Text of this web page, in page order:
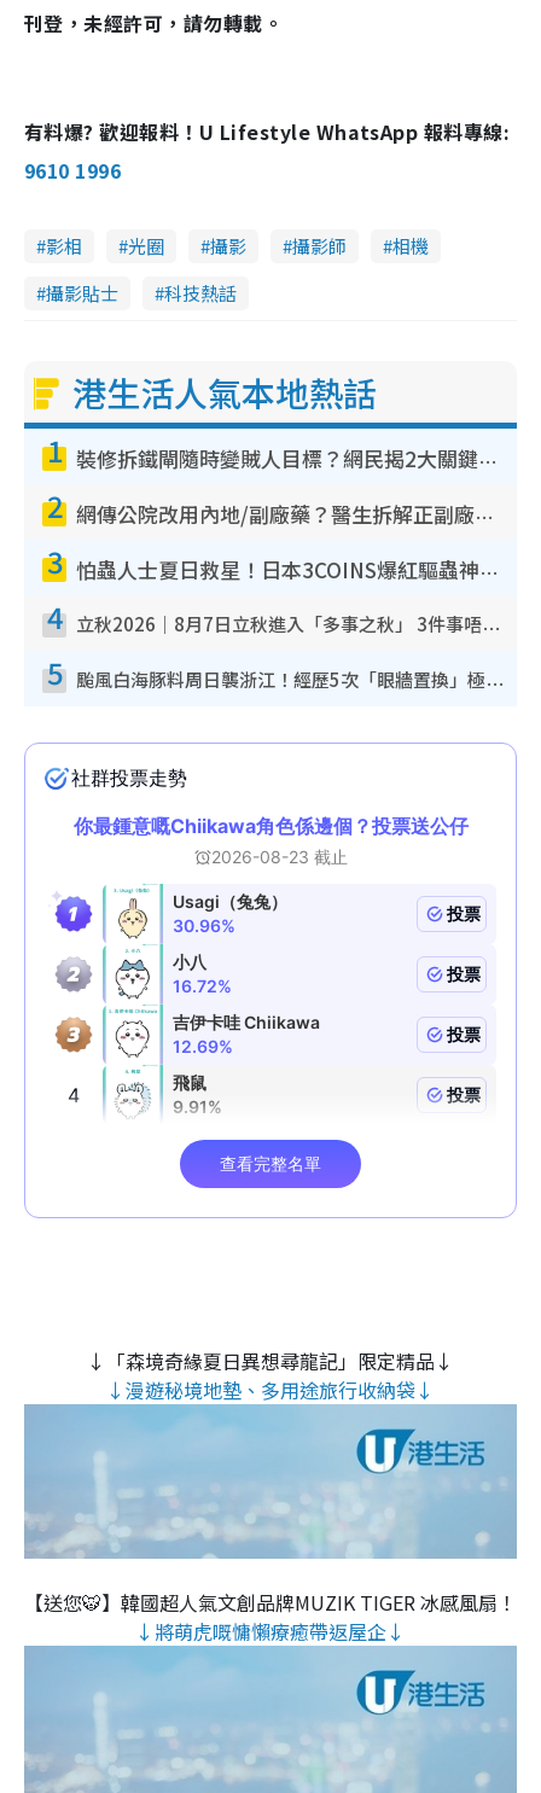
刊登，未經許可，請勿轉載。
有料爆? 歡迎報料！U Lifestyle WhatsApp 報料專線:
9610 1996
影相 光圈 攝影 攝影師
相機
攝影貼士
科技熱話
港生活人氣本地熱話
1 裝修拆鐵閘隨時變賊人目標？網民揭2大關鍵用途：裝新式等於白裝？附新舊鐵閘分別
2 網傳公院改用內地/副廠藥？醫生拆解正副廠分別 揭4類人換藥隨時出事
3 怕蟲人士夏日救星！日本3COINS爆紅驅蟲神器$45起 1招「全程免觸碰」輕鬆搞定小強
4 立秋2026｜8月7日立秋進入「多事之秋」 3件事唔做得！專家教6招開運 清枱頭／銀包納氣接好運
5 颱風白海豚料周日襲浙江！經歷5次「眼牆置換」極罕見 成登陸內地最長途颱風
↓「森境奇緣夏日異想尋龍記」限定精品↓
↓漫遊秘境地墊、多用途旅行收納袋↓
【送您🐯】韓國超人氣文創品牌MUZIK TIGER 冰感風扇！
↓將萌虎嘅慵懶療癒帶返屋企↓